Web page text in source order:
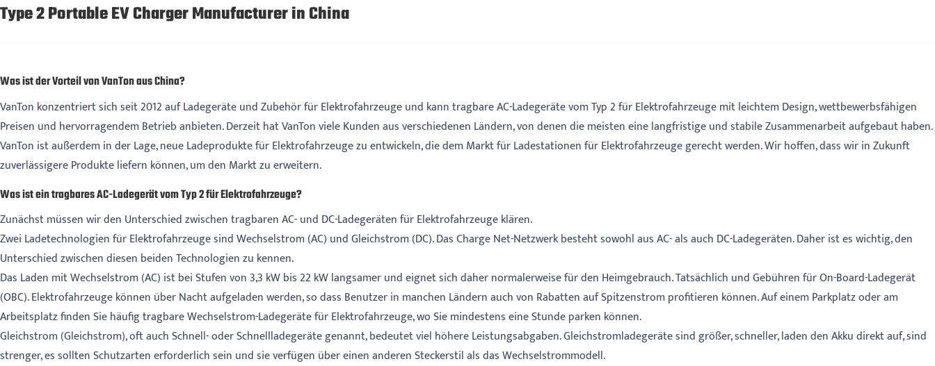
Type 2 Portable EV Charger Manufacturer in China
Was ist der Vorteil von VanTon aus China?
VanTon konzentriert sich seit 2012 auf Ladegeräte und Zubehör für Elektrofahrzeuge und kann tragbare AC-Ladegeräte vom Typ 2 für Elektrofahrzeuge mit leichtem Design, wettbewerbsfähigen
Preisen und hervorragendem Betrieb anbieten. Derzeit hat VanTon viele Kunden aus verschiedenen Ländern, von denen die meisten eine langfristige und stabile Zusammenarbeit aufgebaut haben.
VanTon ist außerdem in der Lage, neue Ladeprodukte für Elektrofahrzeuge zu entwickeln, die dem Markt für Ladestationen für Elektrofahrzeuge gerecht werden. Wir hoffen, dass wir in Zukunft
zuverlässigere Produkte liefern können, um den Markt zu erweitern.
Was ist ein tragbares AC-Ladegerät vom Typ 2 für Elektrofahrzeuge?
Zunächst müssen wir den Unterschied zwischen tragbaren AC- und DC-Ladegeräten für Elektrofahrzeuge klären.
Zwei Ladetechnologien für Elektrofahrzeuge sind Wechselstrom (AC) und Gleichstrom (DC). Das Charge Net-Netzwerk besteht sowohl aus AC- als auch DC-Ladegeräten. Daher ist es wichtig, den
Unterschied zwischen diesen beiden Technologien zu kennen.
Das Laden mit Wechselstrom (AC) ist bei Stufen von 3,3 kW bis 22 kW langsamer und eignet sich daher normalerweise für den Heimgebrauch. Tatsächlich und Gebühren für On-Board-Ladegerät
(OBC). Elektrofahrzeuge können über Nacht aufgeladen werden, so dass Benutzer in manchen Ländern auch von Rabatten auf Spitzenstrom profitieren können. Auf einem Parkplatz oder am
Arbeitsplatz finden Sie häufig tragbare Wechselstrom-Ladegeräte für Elektrofahrzeuge, wo Sie mindestens eine Stunde parken können.
Gleichstrom (Gleichstrom), oft auch Schnell- oder Schnellladegeräte genannt, bedeutet viel höhere Leistungsabgaben. Gleichstromladegeräte sind größer, schneller, laden den Akku direkt auf, sind
strenger, es sollten Schutzarten erforderlich sein und sie verfügen über einen anderen Steckerstil als das Wechselstrommodell.